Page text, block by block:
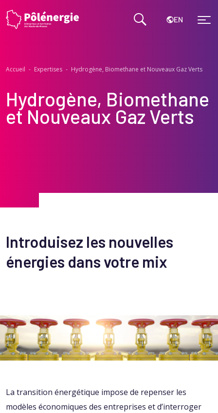
EN
Accueil - Expertises - Hydrogène, Biomethane et Nouveaux Gaz Verts
Hydrogène, Biomethane
et Nouveaux Gaz Verts
Introduisez les nouvelles
énergies dans votre mix
La transition énergétique impose de repenser les
modèles économiques des entreprises et d’interroger